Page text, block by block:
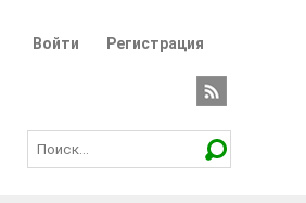
Войти Регистрация